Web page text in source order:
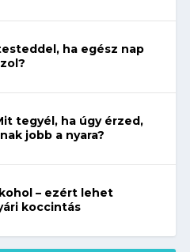
ha egész nap
tegyél, ha úgy érzed,
jobb a nyara?
– ezért lehet
koccintás